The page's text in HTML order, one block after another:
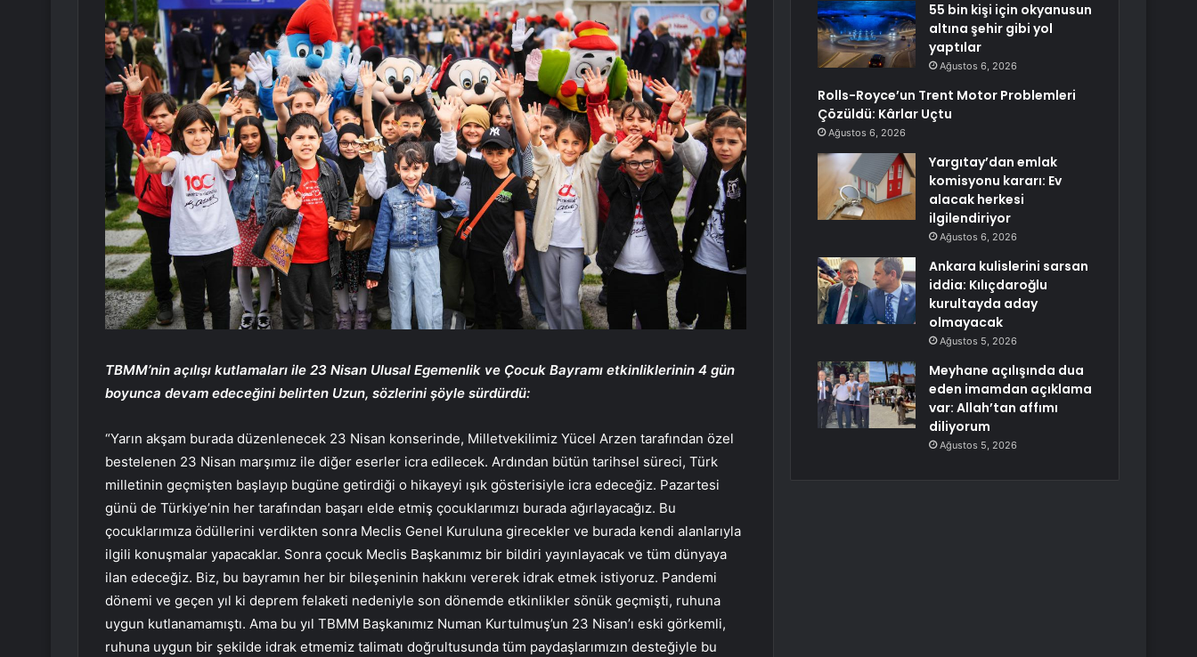
TBMM’nin açılışı kutlamaları ile 23 Nisan Ulusal Egemenlik ve Çocuk Bayramı etkinliklerinin 4 gün
boyunca devam edeceğini belirten Uzun, sözlerini şöyle sürdürdü:
“Yarın akşam burada düzenlenecek 23 Nisan konserinde, Milletvekilimiz Yücel Arzen tarafından özel
bestelenen 23 Nisan marşımız ile diğer eserler icra edilecek. Ardından bütün tarihsel süreci, Türk
milletinin geçmişten başlayıp bugüne getirdiği o hikayeyi ışık gösterisiyle icra edeceğiz. Pazartesi
günü de Türkiye’nin her tarafından başarı elde etmiş çocuklarımızı burada ağırlayacağız. Bu
çocuklarımıza ödüllerini verdikten sonra Meclis Genel Kuruluna girecekler ve burada kendi alanlarıyla
ilgili konuşmalar yapacaklar. Sonra çocuk Meclis Başkanımız bir bildiri yayınlayacak ve tüm dünyaya
ilan edeceğiz. Biz, bu bayramın her bir bileşeninin hakkını vererek idrak etmek istiyoruz. Pandemi
dönemi ve geçen yıl ki deprem felaketi nedeniyle son dönemde etkinlikler sönük geçmişti, ruhuna
uygun kutlanamamıştı. Ama bu yıl TBMM Başkanımız Numan Kurtulmuş’un 23 Nisan’ı eski görkemli,
ruhuna uygun bir şekilde idrak etmemiz talimatı doğrultusunda tüm paydaşlarımızın desteğiyle bu
55 bin kişi için okyanusun
altına şehir gibi yol
yaptılar
Ağustos 6, 2026
Rolls-Royce’un Trent Motor Problemleri
Çözüldü: Kârlar Uçtu
Ağustos 6, 2026
Yargıtay’dan emlak
komisyonu kararı: Ev
alacak herkesi
ilgilendiriyor
Ağustos 6, 2026
Ankara kulislerini sarsan
iddia: Kılıçdaroğlu
kurultayda aday
olmayacak
Ağustos 5, 2026
Meyhane açılışında dua
eden imamdan açıklama
var: Allah’tan affımı
diliyorum
Ağustos 5, 2026